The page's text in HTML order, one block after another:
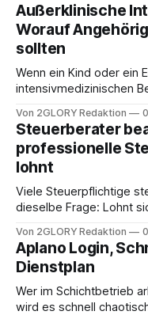
Außerklinische
Worauf
sollten
Wenn ein Kind oder ein
intensivmedizinischen
angewiesen ist, stellt
Frage: Muss die
oder ist ein Leben zu
Intensivpflege bietet
Von 2GLORY Redaktion
Steuerberater
professionelle
lohnt
Viele Steuerpflichtige
dieselbe Frage: Lohnt
erledigen? Die kurze
aus – sobald jedoch
zusammentreffen oder
anstehen, zahlt sich
Von 2GLORY Redaktion
Aplano Login,
Dienstplan
Wer im Schichtbetrieb
wird es schnell